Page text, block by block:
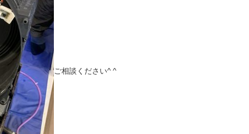
ご相談ください^ ^